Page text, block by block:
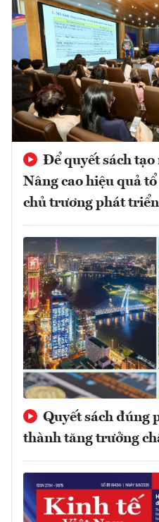
Để quyết sách
Nâng cao hiệu quả
chủ trương phát
Quyết sách đúng
thành tăng trưởng